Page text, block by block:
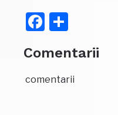
Facebook
Comentarii
comentarii